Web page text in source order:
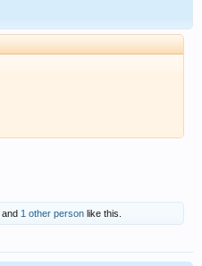
and 1 other person like this.